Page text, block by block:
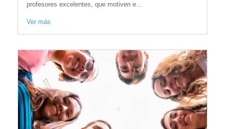
profesores excelentes, que motiven e...
Ver más